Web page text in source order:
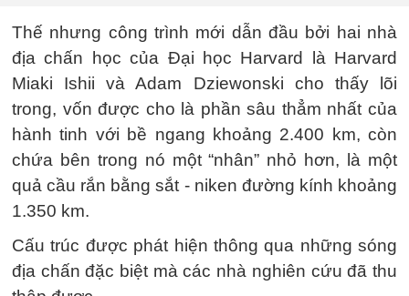
Thế nhưng công trình mới dẫn đầu bởi hai nhà
địa chấn học của Đại học Harvard là Harvard
Miaki Ishii và Adam Dziewonski cho thấy lõi
trong, vốn được cho là phần sâu thẳm nhất của
hành tinh với bề ngang khoảng 2.400 km, còn
chứa bên trong nó một “nhân” nhỏ hơn, là một
quả cầu rắn bằng sắt - niken đường kính khoảng
1.350 km.
Cấu trúc được phát hiện thông qua những sóng
địa chấn đặc biệt mà các nhà nghiên cứu đã thu